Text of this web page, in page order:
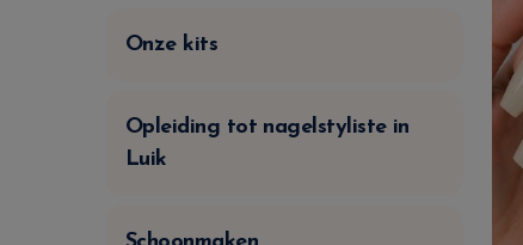
Onze kits
Opleiding tot nagelstyliste in
Luik